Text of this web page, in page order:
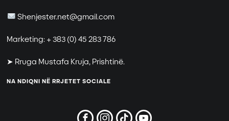
Shenjester.net@gmail.com
Marketing: + 383 (0) 45 283 786
➤ Rruga Mustafa Kruja, Prishtinë.
NA NDIQNI NË RRJETET SOCIALE